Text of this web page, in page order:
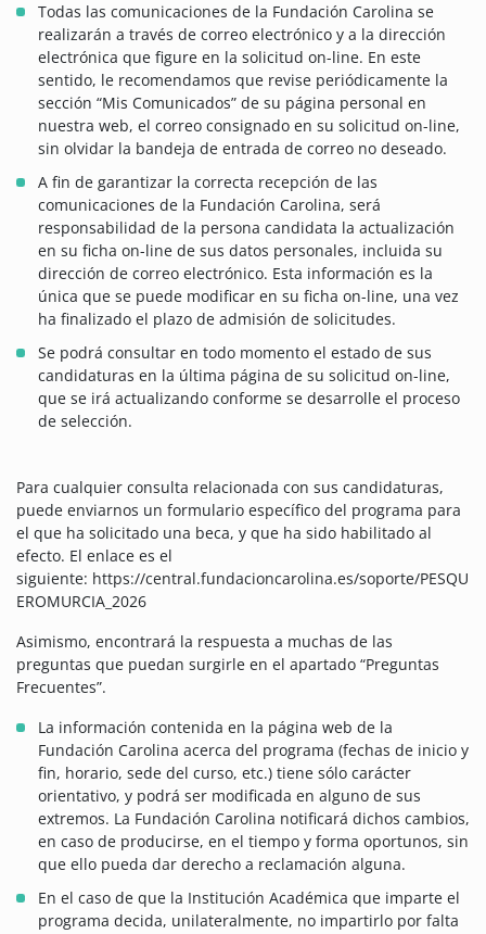
Todas las comunicaciones de la Fundación Carolina se
realizarán a través de correo electrónico y a la dirección
electrónica que figure en la solicitud on-line. En este
sentido, le recomendamos que revise periódicamente la
sección “Mis Comunicados” de su página personal en
nuestra web, el correo consignado en su solicitud on-line,
sin olvidar la bandeja de entrada de correo no deseado.
A fin de garantizar la correcta recepción de las
comunicaciones de la Fundación Carolina, será
responsabilidad de la persona candidata la actualización
en su ficha on-line de sus datos personales, incluida su
dirección de correo electrónico. Esta información es la
única que se puede modificar en su ficha on-line, una vez
ha finalizado el plazo de admisión de solicitudes.
Se podrá consultar en todo momento el estado de sus
candidaturas en la última página de su solicitud on-line,
que se irá actualizando conforme se desarrolle el proceso
de selección.
Para cualquier consulta relacionada con sus candidaturas,
puede enviarnos un formulario específico del programa para
el que ha solicitado una beca, y que ha sido habilitado al
efecto. El enlace es el
siguiente: https://central.fundacioncarolina.es/soporte/PESQU
EROMURCIA_2026
Asimismo, encontrará la respuesta a muchas de las
preguntas que puedan surgirle en el apartado “Preguntas
Frecuentes”.
La información contenida en la página web de la
Fundación Carolina acerca del programa (fechas de inicio y
fin, horario, sede del curso, etc.) tiene sólo carácter
orientativo, y podrá ser modificada en alguno de sus
extremos. La Fundación Carolina notificará dichos cambios,
en caso de producirse, en el tiempo y forma oportunos, sin
que ello pueda dar derecho a reclamación alguna.
En el caso de que la Institución Académica que imparte el
programa decida, unilateralmente, no impartirlo por falta